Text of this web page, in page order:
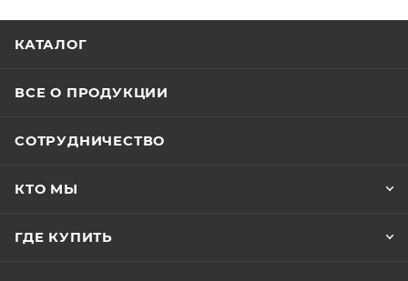
КАТАЛОГ
ВСЕ О ПРОДУКЦИИ
СОТРУДНИЧЕСТВО
КТО МЫ
ГДЕ КУПИТЬ